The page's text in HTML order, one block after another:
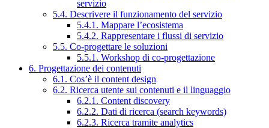
servizio
5.4. Descrivere il funzionamento del servizio
5.4.1. Mappare l’ecosistema
5.4.2. Rappresentare i flussi di servizio
5.5. Co-progettare le soluzioni
5.5.1. Workshop di co-progettazione
6. Progettazione dei contenuti
6.1. Cos’è il content design
6.2. Ricerca utente sui contenuti e il linguaggio
6.2.1. Content discovery
6.2.2. Dati di ricerca (search keywords)
6.2.3. Ricerca tramite analytics